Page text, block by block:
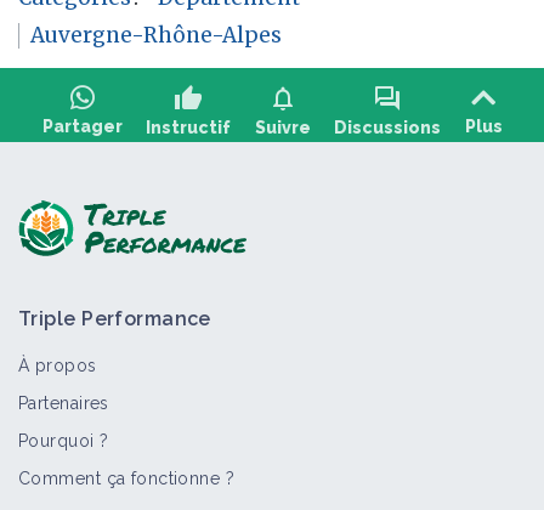
Auvergne-Rhône-Alpes
Partager
thumb_up
Instructif
notifications
Suivre
forum
Discussions Plus
Tout Structure Retour d'expérience
Triple Performance
À propos
Partenaires
Pourquoi ?
Comment ça fonctionne ?